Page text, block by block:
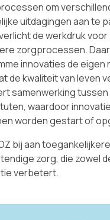
om
uitdagingen aan te
de werkdruk
zorgprocessen.
innovaties de eigen
de kwaliteit van leven
samenwerking
waardoor
worden gestart of
bij aan
zorg, die zowel
verbetert.